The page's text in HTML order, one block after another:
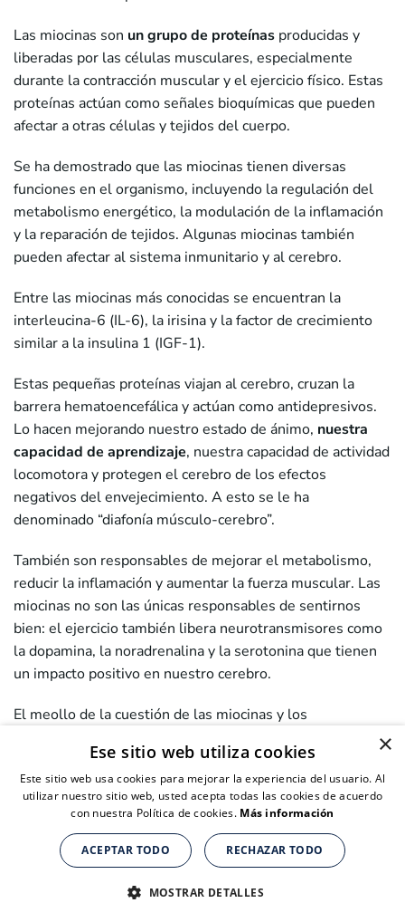
Suplementos nutricionales para personas de + de 40 años
CLICK AQUÍ PARA COMPRAR
Suplementos nutricionales para personas de + de 40 años
CLICK AQUÍ PARA COMPRAR
Las miocinas son un grupo de proteínas producidas y
liberadas por las células musculares, especialmente
durante la contracción muscular y el ejercicio físico. Estas
proteínas actúan como señales bioquímicas que pueden
afectar a otras células y tejidos del cuerpo.
Se ha demostrado que las miocinas tienen diversas
funciones en el organismo, incluyendo la regulación del
metabolismo energético, la modulación de la inflamación
y la reparación de tejidos. Algunas miocinas también
pueden afectar al sistema inmunitario y al cerebro.
Entre las miocinas más conocidas se encuentran la
interleucina-6 (IL-6), la irisina y la factor de crecimiento
similar a la insulina 1 (IGF-1).
Estas pequeñas proteínas viajan al cerebro, cruzan la
barrera hematoencefálica y actúan como antidepresivos.
Lo hacen mejorando nuestro estado de ánimo, nuestra
capacidad de aprendizaje, nuestra capacidad de actividad
locomotora y protegen el cerebro de los efectos
negativos del envejecimiento. A esto se le ha
denominado “diafonía músculo-cerebro”.
También son responsables de mejorar el metabolismo,
reducir la inflamación y aumentar la fuerza muscular. Las
miocinas no son las únicas responsables de sentirnos
bien: el ejercicio también libera neurotransmisores como
la dopamina, la noradrenalina y la serotonina que tienen
un impacto positivo en nuestro cerebro.
El meollo de la cuestión de las miocinas y los
Nuestros cerebros y cuerpos funcionan mejor con el
ejercicio y la actividad física, y más ejercicio nos hace
menos ansiosos y deprimidos.
Los investigadores han demostrado que el ejercicio es
una opción de tratamiento eficaz para quienes sufren
depresión mayor. Esto ha llevado a las “prescripciones
Suplementos nutricionales para personas de + de 40 años
CLICK AQUÍ PARA COMPRAR
×
Ese sitio web utiliza cookies
Este sitio web usa cookies para mejorar la experiencia del usuario. Al
utilizar nuestro sitio web, usted acepta todas las cookies de acuerdo
con nuestra Política de cookies. Más información
ACEPTAR TODO RECHAZAR TODO
MOSTRAR DETALLES